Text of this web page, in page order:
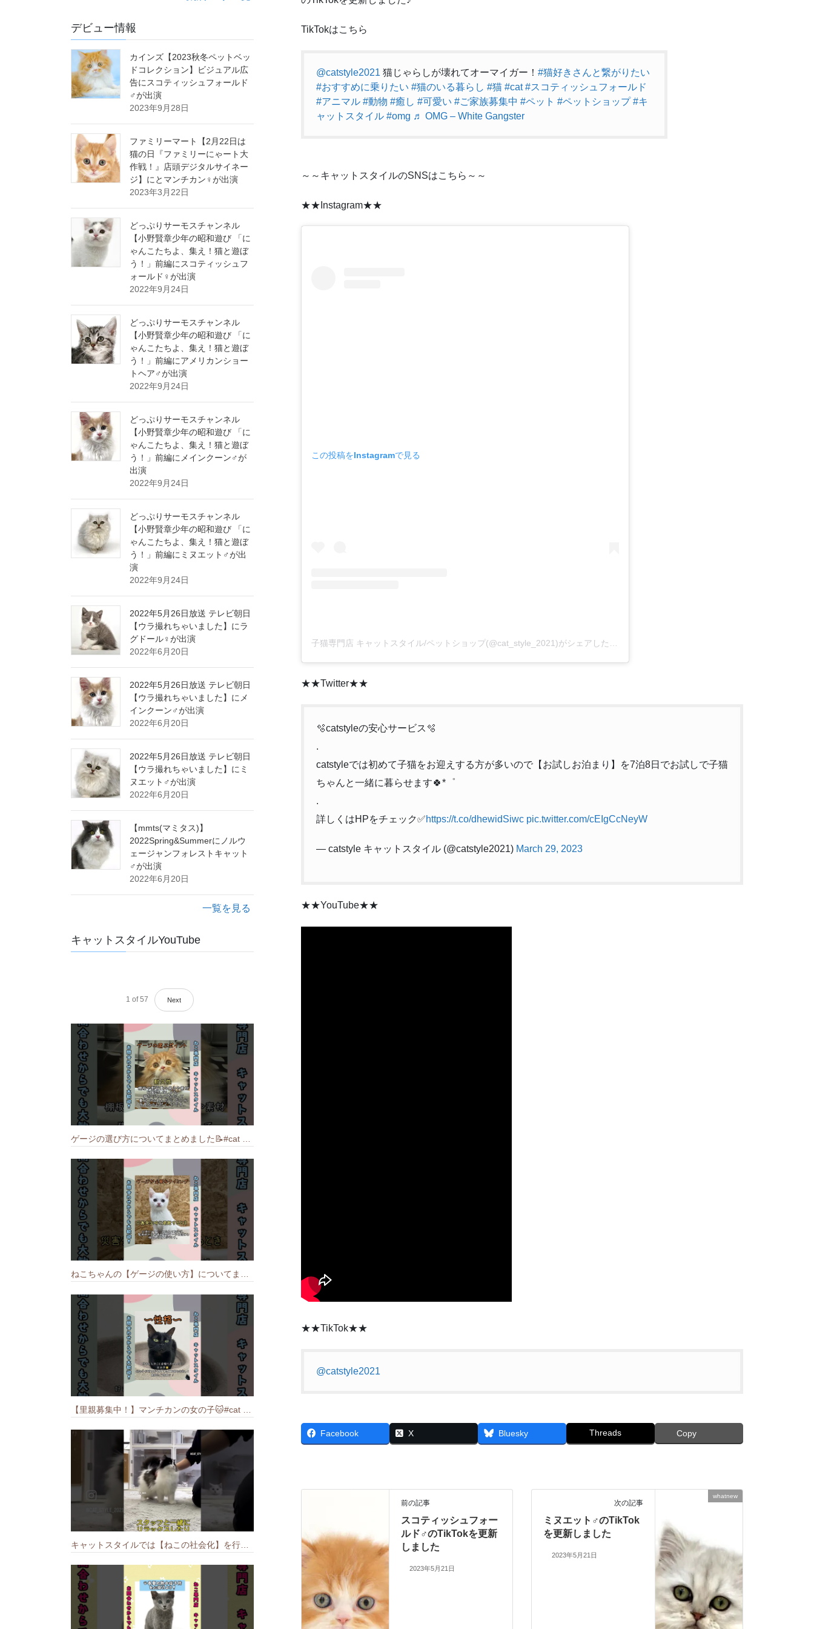
TikTokはこちら
@catstyle2021 猫じゃらしが壊れてオーマイガー！ #猫好きさんと繋がりたい
#おすすめに乗りたい #猫のいる暮らし #猫 #cat #スコティッシュフォールド
#アニマル #動物 #癒し #可愛い #ご家族募集中 #ペット #ペットショップ #キ
ャットスタイル #omg ♬ OMG – White Gangster
～～キャットスタイルのSNSはこちら～～
★★Instagram★★
この投稿をInstagramで見る
子猫専門店 キャットスタイル/ペットショップ(@cat_style_2021)がシェアした投稿
★★Twitter★★
🫧catstyleの安心サービス🫧
.
catstyleでは初めて子猫をお迎えする方が多いので【お試しお泊まり】を7泊8日でお試しで子猫
ちゃんと一緒に暮らせます🍀*゜
.
詳しくはHPをチェック✅https://t.co/dhewidSiwc pic.twitter.com/cEIgCcNeyW
— catstyle キャットスタイル (@catstyle2021) March 29, 2023
★★YouTube★★
★★TikTok★★
@catstyle2021
Facebook X Bluesky Threads Copy
前の記事
スコティッシュフォー
ルド♂のTikTokを更新
しました
2023年5月21日
whatnew
次の記事
ミヌエット♂のTikTok
を更新しました
2023年5月21日
デビュー情報
カインズ【2023秋冬ペットベッ
ドコレクション】ビジュアル広
告にスコティッシュフォールド
♂が出演
2023年9月28日
ファミリーマート【2月22日は
猫の日『ファミリーにゃート大
作戦！』店頭デジタルサイネー
ジ】にとマンチカン♀が出演
2023年3月22日
どっぷりサーモスチャンネル
【小野賢章少年の昭和遊び 「に
ゃんこたちよ、集え！猫と遊ぼ
う！」前編にスコティッシュフ
ォールド♀が出演
2022年9月24日
どっぷりサーモスチャンネル
【小野賢章少年の昭和遊び 「に
ゃんこたちよ、集え！猫と遊ぼ
う！」前編にアメリカンショー
トヘア♂が出演
2022年9月24日
どっぷりサーモスチャンネル
【小野賢章少年の昭和遊び 「に
ゃんこたちよ、集え！猫と遊ぼ
う！」前編にメインクーン♂が
出演
2022年9月24日
どっぷりサーモスチャンネル
【小野賢章少年の昭和遊び 「に
ゃんこたちよ、集え！猫と遊ぼ
う！」前編にミヌエット♂が出
演
2022年9月24日
2022年5月26日放送 テレビ朝日
【ウラ撮れちゃいました】にラ
グドール♀が出演
2022年6月20日
2022年5月26日放送 テレビ朝日
【ウラ撮れちゃいました】にメ
インクーン♂が出演
2022年6月20日
2022年5月26日放送 テレビ朝日
【ウラ撮れちゃいました】にミ
ヌエット♂が出演
2022年6月20日
【mmts(マミタス)】
2022Spring&Summerにノルウ
ェージャンフォレストキャット
♂が出演
2022年6月20日
一覧を見る
キャットスタイルYouTube
1 of 57 Next
ゲージの選び方についてまとめました️📝#cat #猫のいる暮らし #ねこ #キャット #munchkin
ねこちゃんの【ゲージの使い方】についてまとめました️🐱📝